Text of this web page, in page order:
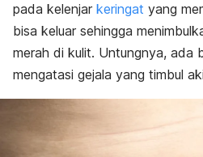
pada kelenjar keringat yang
bisa keluar sehingga
merah di kulit. Untungnya, ada
mengatasi gejala yang timbul